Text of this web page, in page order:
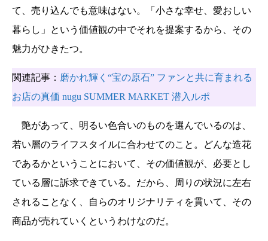
て、売り込んでも意味はない。「小さな幸せ、愛おしい
暮らし」という価値観の中でそれを提案するから、その
魅力がひきたつ。
関連記事： 磨かれ輝く“宝の原石” ファンと共に育まれる
お店の真価 nugu SUMMER MARKET 潜入ルポ
艶があって、明るい色合いのものを選んでいるのは、
若い層のライフスタイルに合わせてのこと。どんな造花
であるかということにおいて、その価値観が、必要とし
ている層に訴求できている。だから、周りの状況に左右
されることなく、自らのオリジナリティを貫いて、その
商品が売れていくというわけなのだ。